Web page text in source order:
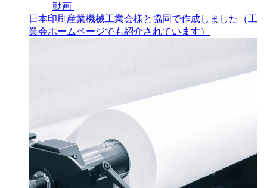
動画
日本印刷産業機械工業会様と協同で作成しました（工
業会ホームページでも紹介されています）